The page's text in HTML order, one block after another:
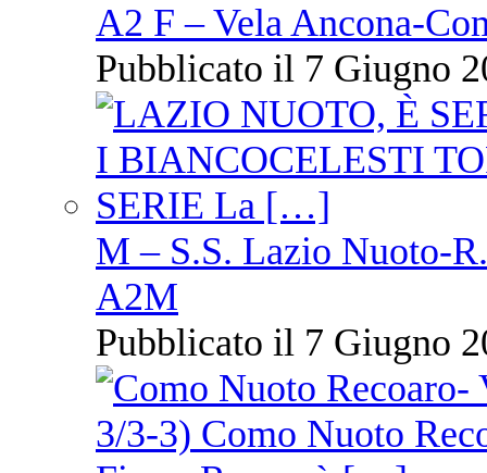
A2 F – Vela Ancona-
Pubblicato il 7 Giugno
M – S.S. Lazio Nuoto-
A2M
Pubblicato il 7 Giugno